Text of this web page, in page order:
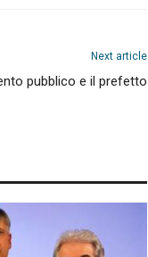
Next article
pubblico e il prefetto